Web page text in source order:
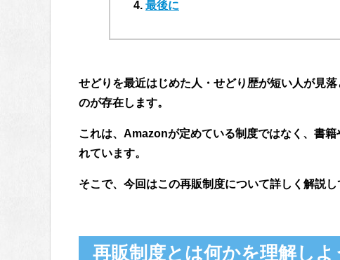
最後に
せどりを最近はじめた人・せどり歴が短い人が見
のが存在します。
これは、Amazonが定めている制度ではなく、書
れています。
そこで、今回はこの再販制度について詳しく解説
再販制度とは何かを理解しよ